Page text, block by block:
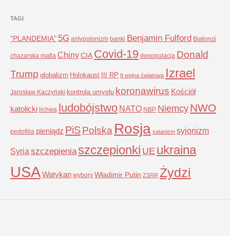
TAGI
"PLANDEMIA" 5G antypolonizm banki Benjamin Fulford Białoruś
chazarska mafia ChinyCIA Covid-19 depopulacja Donald
Trump globalizm Holokaust III RP II wojna światowa Izrael
Jarosław Kaczyński kontrola umysłu koronawirus Kościół
katolicki lichwa ludobójstwo NATO NBP NiemcyNWO
pedofilia pieniądz PiSPolska Rosja satanizm syjonizm
Syria szczepienia szczepionki UE ukraina
USAWatykan wybory Władimir Putin ZSRR Żydzi